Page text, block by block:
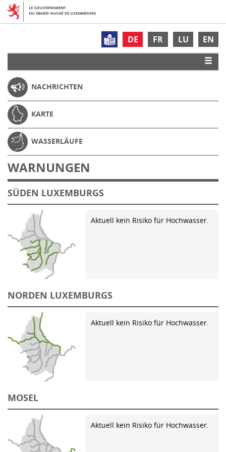
DE FR LU EN
NACHRICHTEN
KARTE
WASSERLÄUFE
WARNUNGEN
SÜDEN LUXEMBURGS
Aktuell kein Risiko für Hochwasser.
NORDEN LUXEMBURGS
Aktuell kein Risiko für Hochwasser.
MOSEL
Aktuell kein Risiko für Hochwasser.